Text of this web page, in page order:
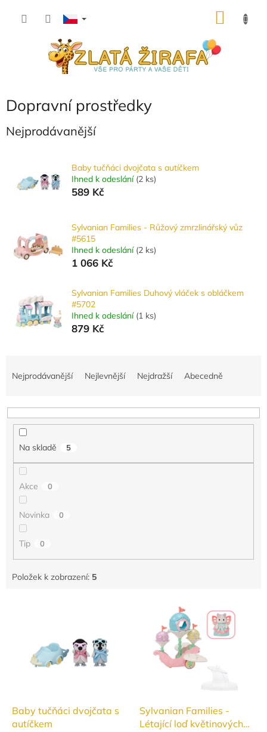
Dopravní prostředky
Nejprodávanější
Baby tučňáci dvojčata s autíčkem
Ihned k odeslání (2 ks)
589 Kč
Sylvanian Families - Růžový zmrzlinářský vůz
#5615
Ihned k odeslání (2 ks)
1 066 Kč
Sylvanian Families Duhový vláček s obláčkem
#5702
Ihned k odeslání (1 ks)
879 Kč
n
Nejprodávanější Nejlevnější Nejdražší Abecedně
Na skladě 5
Akce 0
Novinka 0
Tip 0
Položek k zobrazení: 5
u
Baby tučňáci dvojčata s
autíčkem
Sylvanian Families -
Létající loď květinových